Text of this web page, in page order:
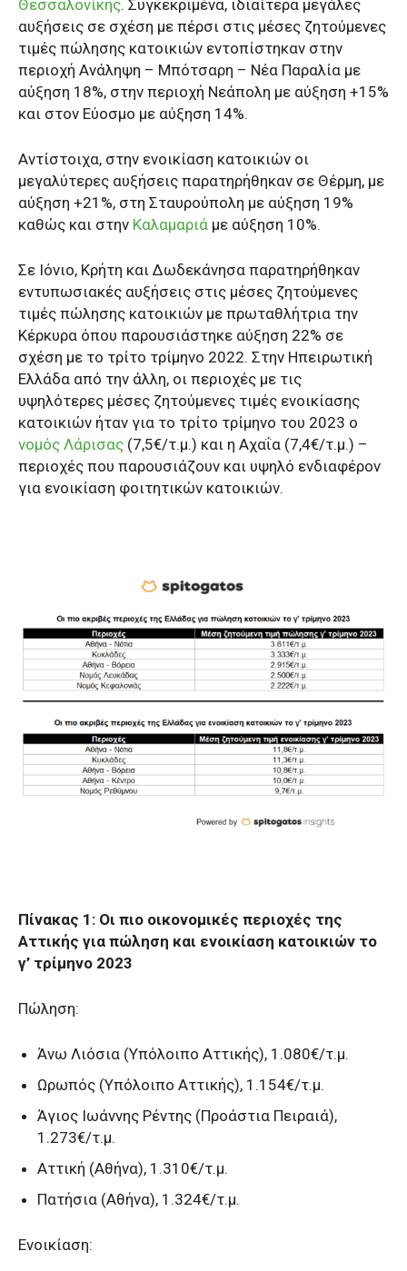
Θεσσαλονίκης. Συγκεκριμένα, ιδιαίτερα μεγάλες
αυξήσεις σε σχέση με πέρσι στις μέσες ζητούμενες
τιμές πώλησης κατοικιών εντοπίστηκαν στην
περιοχή Ανάληψη – Μπότσαρη – Νέα Παραλία με
αύξηση 18%, στην περιοχή Νεάπολη με αύξηση +15%
και στον Εύοσμο με αύξηση 14%.
Αντίστοιχα, στην ενοικίαση κατοικιών οι
μεγαλύτερες αυξήσεις παρατηρήθηκαν σε Θέρμη, με
αύξηση +21%, στη Σταυρούπολη με αύξηση 19%
καθώς και στην Καλαμαριά με αύξηση 10%.
Σε Ιόνιο, Κρήτη και Δωδεκάνησα παρατηρήθηκαν
εντυπωσιακές αυξήσεις στις μέσες ζητούμενες
τιμές πώλησης κατοικιών με πρωταθλήτρια την
Κέρκυρα όπου παρουσιάστηκε αύξηση 22% σε
σχέση με το τρίτο τρίμηνο 2022. Στην Ηπειρωτική
Ελλάδα από την άλλη, οι περιοχές με τις
υψηλότερες μέσες ζητούμενες τιμές ενοικίασης
κατοικιών ήταν για το τρίτο τρίμηνο του 2023 ο
νομός Λάρισας (7,5€/τ.μ.) και η Αχαΐα (7,4€/τ.μ.) –
περιοχές που παρουσιάζουν και υψηλό ενδιαφέρον
για ενοικίαση φοιτητικών κατοικιών.
Πίνακας 1: Οι πιο οικονομικές περιοχές της
Αττικής για πώληση και ενοικίαση κατοικιών το
γ’ τρίμηνο 2023
Πώληση:
Άνω Λιόσια (Υπόλοιπο Αττικής), 1.080€/τ.μ.
Ωρωπός (Υπόλοιπο Αττικής), 1.154€/τ.μ.
Άγιος Ιωάννης Ρέντης (Προάστια Πειραιά),
1.273€/τ.μ.
Αττική (Αθήνα), 1.310€/τ.μ.
Πατήσια (Αθήνα), 1.324€/τ.μ.
Ενοικίαση: